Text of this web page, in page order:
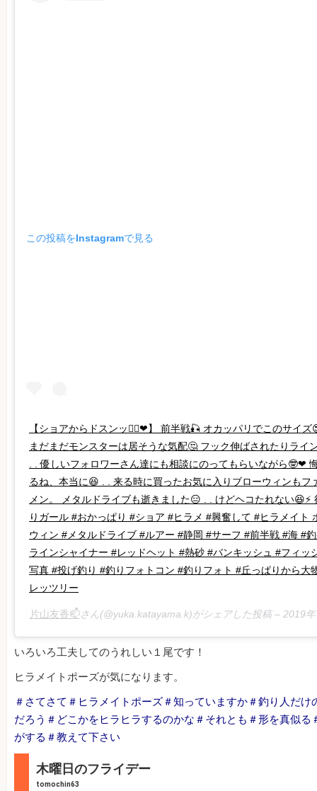
この投稿をInstagramで見る
【ショアからドスンッ🤦‍♀️❤】 前半戦‪🎣‬ オカッパリでこのサイ
まだまだモンスターは居そうな気配🤔 フック伸ばされたりライ
. . 優しいフォロワーさん達にも相談にのってもらいながら🤓❤
るね、本当に😆 . . 来る時に買ったお気に入りブローウィンもフ
メン。 メタルドライブも逝きました😑 . . けどヘコたれない
りガール #おかっぱり #ショア #ヒラメ #興奮して #ヒラメイト
ウィン #メタルドライブ #ルアー #静岡 #サーフ #前半戦 #海 #
ラインシャイナー #レッドヘット #熱砂 #バンキッシュ #フィッ
写真 #投げ釣り #釣りフォトコン #釣りフォト #丘っぱりから大
レッツリー
片山友香📫さん(@yuka.katayama.k)がシェアした投稿 – 2019
いろいろ工夫してのうれしい１尾です！
ヒラメイトポーズが気になります。
＃さてさて＃ヒラメイトポーズ＃知っていますか＃釣り人だ
だろう＃どこかをヒラヒラするのかな＃それとも＃形を真似る
がする＃教えて下さい
木曜日のフライデー
tomochin63